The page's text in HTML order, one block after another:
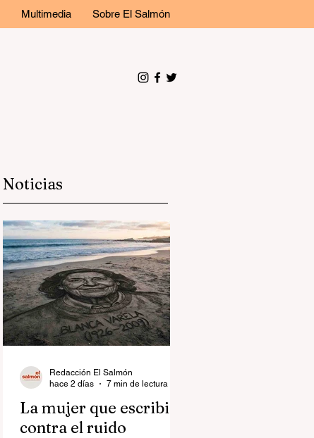
Multimedia Sobre El Salmón
Noticias
La mujer que escribió
contra el ruido
Redacción El Salmón
hace 2 días
7 min de lectura